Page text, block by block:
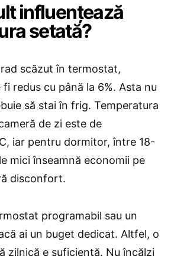
influențează
setată?
scăzut în termostat,
redus cu până la 6%. Asta nu
să stai în frig. Temperatura
de zi este de
iar pentru dormitor, între 18-
mici înseamnă economii pe
disconfort.
programabil sau un
ai un buget dedicat. Altfel, o
zilnică e suficientă. Nu încălzi